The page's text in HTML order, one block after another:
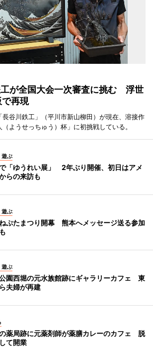
が全国大会一次審査に挑む 浮世
再現
谷川鉄工」（平川市新山柳田）が現在、溶接作
ようせっちゅう）杯」に初挑戦している。
遊ぶ
「ゆうれい展」 2年ぶり開催、初日はアメ
らの来訪も
遊ぶ
ぷたまつり開幕 熊本へメッセージ送る参加
遊ぶ
園西堀の元水族館跡にギャラリーカフェ 東
夫婦が再建
薬局跡に元薬剤師が薬膳カレーのカフェ 脱
て開業